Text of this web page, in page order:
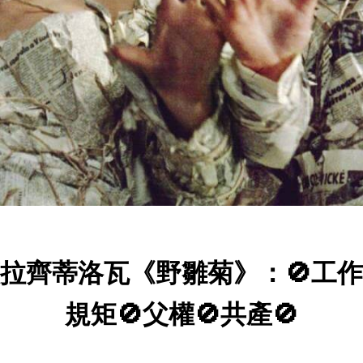
齊蒂洛瓦《野雛菊》：🚫工
規矩🚫父權🚫共產🚫